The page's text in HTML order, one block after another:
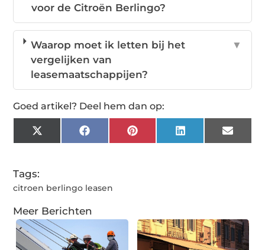
voor de Citroën Berlingo?
Waarop moet ik letten bij het
vergelijken van
leasemaatschappijen?
▼
Goed artikel? Deel hem dan op:
X
(Twitter)
FacebookPinterestLinkedInEmail
Tags:
citroen berlingo leasen
Meer Berichten